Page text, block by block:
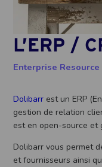
L’ERP /
Enterprise
Dolibarr est un ERP
gestion de relation
est en open-source et
Dolibarr vous permet
et fournisseurs ainsi